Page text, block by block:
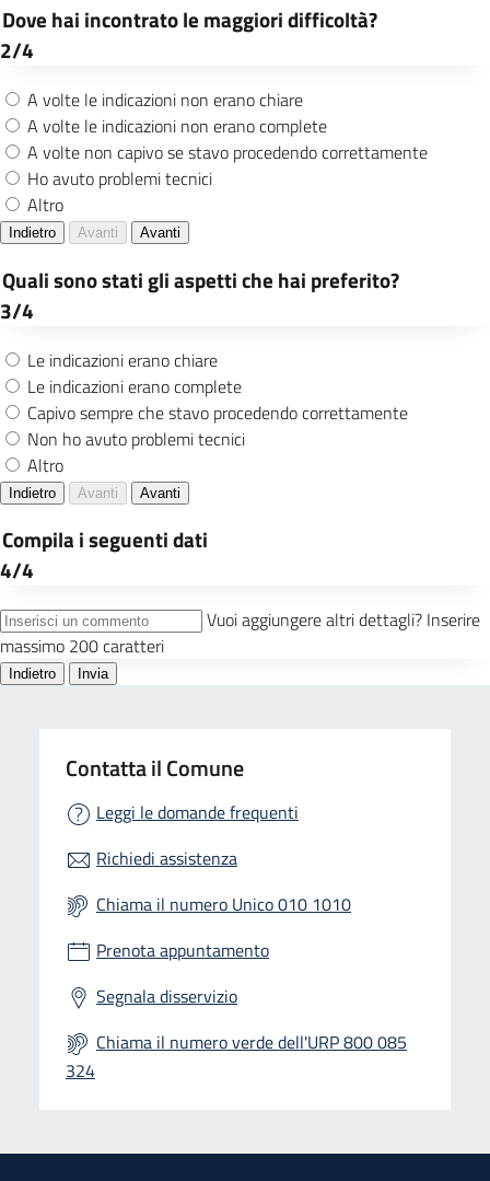
Contatta il Comune
Leggi le domande frequenti
Richiedi assistenza
Chiama il numero Unico 010 1010
Prenota appuntamento
Segnala disservizio
Chiama il numero verde dell'URP 800 085
324